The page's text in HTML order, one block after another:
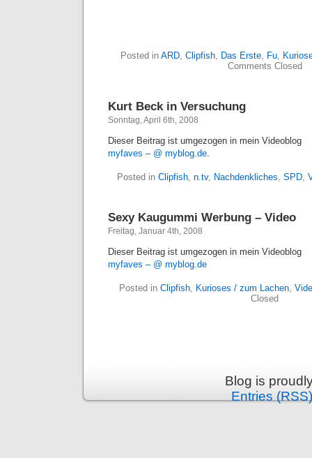
Posted in ARD, Clipfish, Das Erste, Fu,
Comments Closed
Kurt Beck in Versuchung
Sonntag, April 6th, 2008
Dieser Beitrag ist umgezogen in mein Videoblog
myfaves – @ myblog.de.
Posted in Clipfish, n.tv, Nachdenkliches, SPD,
Sexy Kaugummi Werbung – Video
Freitag, Januar 4th, 2008
Dieser Beitrag ist umgezogen in mein Videoblog
myfaves – @ myblog.de
Posted in Clipfish, Kurioses / zum Lachen,
Closed
Blog is
Entries (RSS)